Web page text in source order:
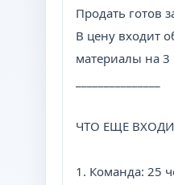
Продать готов
В цену входит
материалы на 3
ЧТО ЕЩЕ
1. Команда: 25